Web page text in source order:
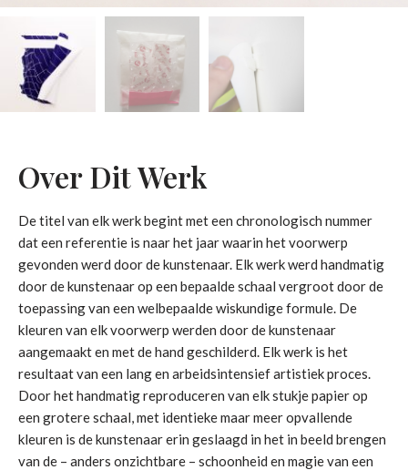
Over Dit Werk
De titel van elk werk begint met een chronologisch nummer
dat een referentie is naar het jaar waarin het voorwerp
gevonden werd door de kunstenaar. Elk werk werd handmatig
door de kunstenaar op een bepaalde schaal vergroot door de
toepassing van een welbepaalde wiskundige formule. De
kleuren van elk voorwerp werden door de kunstenaar
aangemaakt en met de hand geschilderd. Elk werk is het
resultaat van een lang en arbeidsintensief artistiek proces.
Door het handmatig reproduceren van elk stukje papier op
een grotere schaal, met identieke maar meer opvallende
kleuren is de kunstenaar erin geslaagd in het in beeld brengen
van de – anders onzichtbare – schoonheid en magie van een